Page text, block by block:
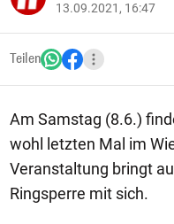
13.09.2021, 16:47
Teilen
Am Samstag (8.6.)
wohl letzten Mal im
Veranstaltung bringt
Ringsperre mit sich.